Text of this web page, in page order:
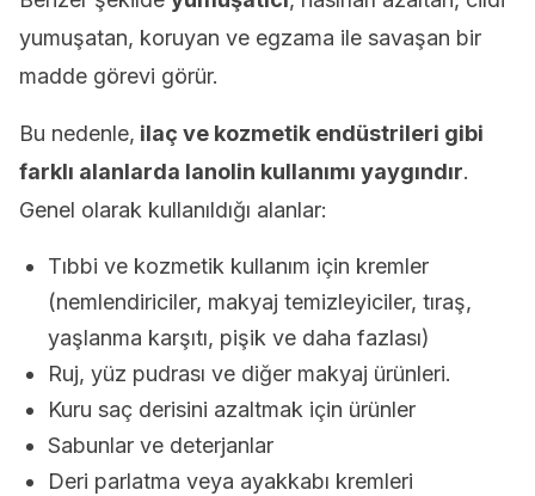
yumuşatan, koruyan ve egzama ile savaşan bir
madde görevi görür.
Bu nedenle, ilaç ve kozmetik endüstrileri gibi
farklı alanlarda lanolin kullanımı yaygındır.
Genel olarak kullanıldığı alanlar:
Tıbbi ve kozmetik kullanım için kremler
(nemlendiriciler, makyaj temizleyiciler, tıraş,
yaşlanma karşıtı, pişik ve daha fazlası)
Ruj, yüz pudrası ve diğer makyaj ürünleri.
Kuru saç derisini azaltmak için ürünler
Sabunlar ve deterjanlar
Deri parlatma veya ayakkabı kremleri